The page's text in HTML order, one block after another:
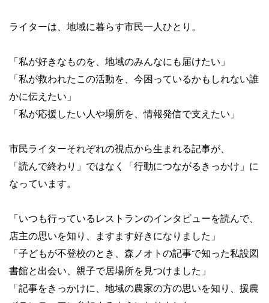
ライターは、地域に暮らす市民一人ひとり。
「私が好きなものを、地域のみんなにも届けたい」
「私が救われたこの活動を、今困っているかもしれない誰
かに伝えたい」
「私が応援したい人や場所を、情報発信で支えたい」
市民ライターそれぞれの視点から生まれる記事が、
「読んで終わり」ではなく「行動につながるきっかけ」に
なっています。
「いつも行っているレストランのインタビューを読んで、
店主の思いを知り、ますます好きになりました」
「子どもが不登校のとき、森ノオトの記事で知った私設図
書館と出会い、親子で居場所を見つけました」
「記事をきっかけに、地域の農家の方の思いを知り、援農